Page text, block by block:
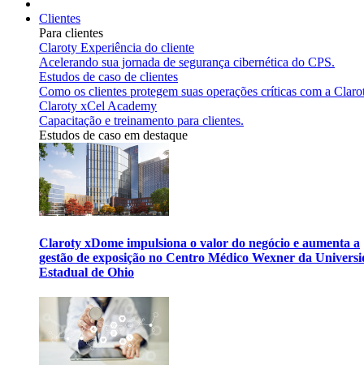
Clientes
Para clientes
Claroty Experiência do cliente
Acelerando sua jornada de segurança cibernética do CPS.
Estudos de caso de clientes
Como os clientes protegem suas operações críticas com a
Claroty xCel Academy
Capacitação e treinamento para clientes.
Estudos de caso em destaque
Claroty xDome impulsiona o valor do negócio e aumenta a
gestão de exposição no Centro Médico Wexner da
Estadual de Ohio